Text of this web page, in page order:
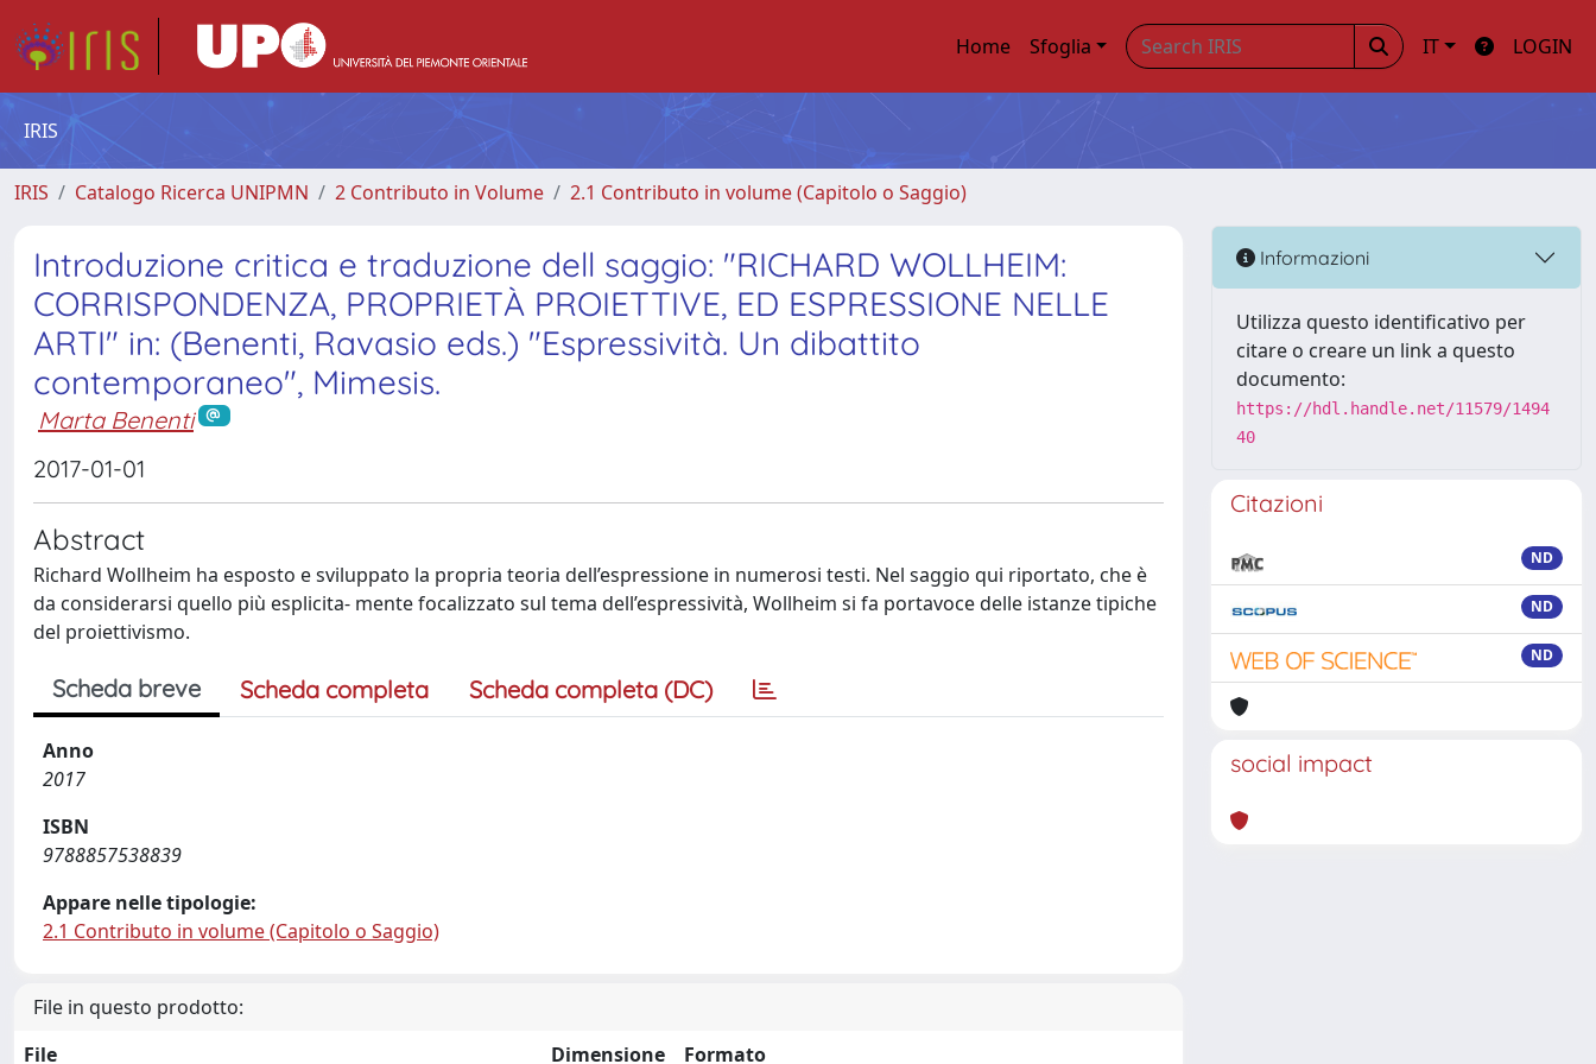
Home Sfoglia IT LOGIN
IRIS
IRIS Catalogo Ricerca UNIPMN 2 Contributo in Volume 2.1 Contributo in volume (Capitolo o Saggio)
Introduzione critica e traduzione dell saggio: "RICHARD WOLLHEIM:
CORRISPONDENZA, PROPRIETÀ PROIETTIVE, ED ESPRESSIONE NELLE
ARTI" in: (Benenti, Ravasio eds.) "Espressività. Un dibattito
contemporaneo", Mimesis.
Marta Benenti
2017-01-01
Abstract
Richard Wollheim ha esposto e sviluppato la propria teoria dell’espressione in numerosi testi. Nel saggio qui riportato, che è
da considerarsi quello più esplicita- mente focalizzato sul tema dell’espressività, Wollheim si fa portavoce delle istanze tipiche
del proiettivismo.
Scheda breve Scheda completa Scheda completa (DC)
Anno
2017
ISBN
9788857538839
Appare nelle tipologie:
2.1 Contributo in volume (Capitolo o Saggio)
File in questo prodotto:
File
Dimensione Formato
Informazioni
Utilizza questo identificativo per
citare o creare un link a questo
documento:
https://hdl.handle.net/11579/1494
40
Citazioni
ND
ND
ND
social impact